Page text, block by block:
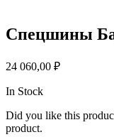
Спецшины
24 060,00 ₽
In Stock
Did you like this
product.